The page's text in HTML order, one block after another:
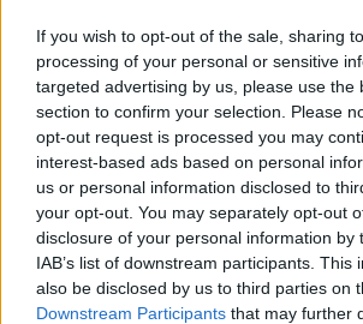
If you wish to opt-out of the sale, sharing
processing of your personal or sensitive
targeted advertising by us, please use the
section to confirm your selection. Please
opt-out request is processed you may
interest-based ads based on personal
us or personal information disclosed to
your opt-out. You may separately opt-out
disclosure of your personal information by
IAB’s list of downstream participants. This
also be disclosed by us to third parties on
Downstream Participants that may further
15:35
«Τα λουλούδια μιλούν» του Βασίλη
15:26
Οδήγηση με σαγιονάρες: Επιτρέπεται
κινδυνεύεις με πρόστιμο;
15:03
Σκέρτσος: Από τον Δεκέμβριο του 2018
Δεκέμβριο του 2025 οι καταθέσεις
αυξήθηκαν από 106,4 δισ. ευρώ σε